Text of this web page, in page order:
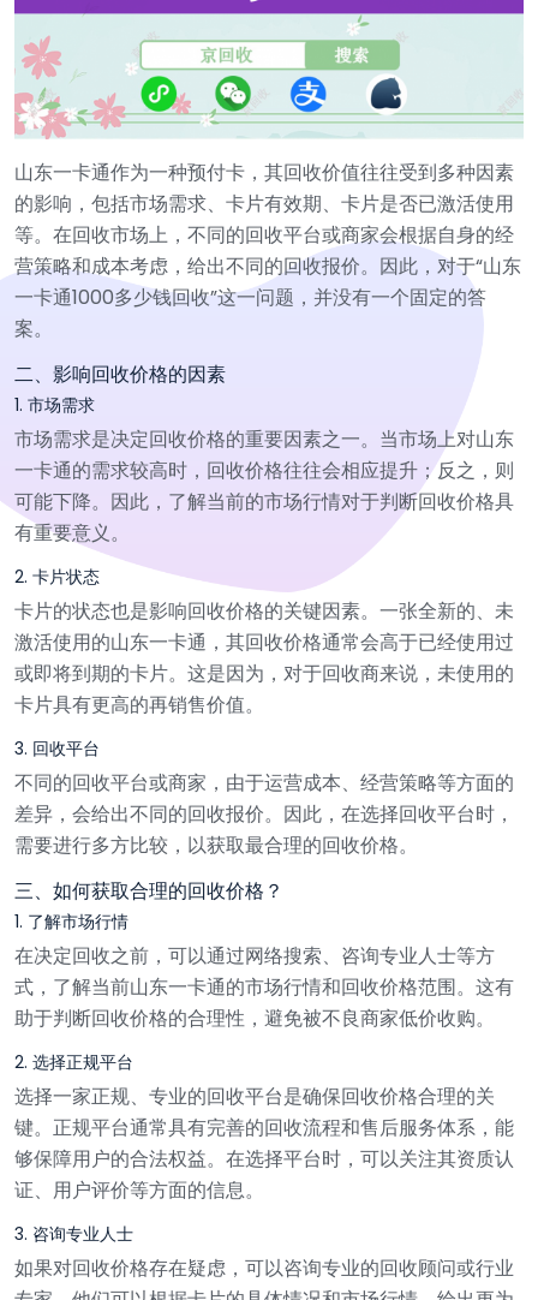
山东一卡通作为一种预付卡，其回收价值往往受到多种因素
的影响，包括市场需求、卡片有效期、卡片是否已激活使用
等。在回收市场上，不同的回收平台或商家会根据自身的经
营策略和成本考虑，给出不同的回收报价。因此，对于“山东
一卡通1000多少钱回收”这一问题，并没有一个固定的答
案。
二、影响回收价格的因素
1. 市场需求
市场需求是决定回收价格的重要因素之一。当市场上对山东
一卡通的需求较高时，回收价格往往会相应提升；反之，则
可能下降。因此，了解当前的市场行情对于判断回收价格具
有重要意义。
2. 卡片状态
卡片的状态也是影响回收价格的关键因素。一张全新的、未
激活使用的山东一卡通，其回收价格通常会高于已经使用过
或即将到期的卡片。这是因为，对于回收商来说，未使用的
卡片具有更高的再销售价值。
3. 回收平台
不同的回收平台或商家，由于运营成本、经营策略等方面的
差异，会给出不同的回收报价。因此，在选择回收平台时，
需要进行多方比较，以获取最合理的回收价格。
三、如何获取合理的回收价格？
1. 了解市场行情
在决定回收之前，可以通过网络搜索、咨询专业人士等方
式，了解当前山东一卡通的市场行情和回收价格范围。这有
助于判断回收价格的合理性，避免被不良商家低价收购。
2. 选择正规平台
选择一家正规、专业的回收平台是确保回收价格合理的关
键。正规平台通常具有完善的回收流程和售后服务体系，能
够保障用户的合法权益。在选择平台时，可以关注其资质认
证、用户评价等方面的信息。
3. 咨询专业人士
如果对回收价格存在疑虑，可以咨询专业的回收顾问或行业